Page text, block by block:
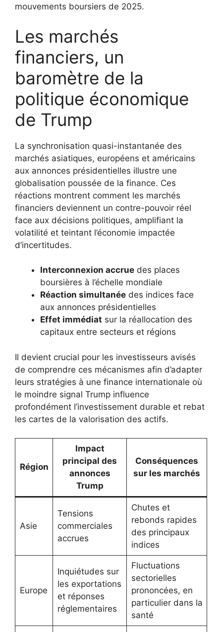
mouvements boursiers de 2025.
Les marchés
financiers, un
baromètre de la
politique économique
de Trump
La synchronisation quasi-instantanée des
marchés asiatiques, européens et américains
aux annonces présidentielles illustre une
globalisation poussée de la finance. Ces
réactions montrent comment les marchés
financiers deviennent un contre-pouvoir réel
face aux décisions politiques, amplifiant la
volatilité et teintant l’économie impactée
d’incertitudes.
Interconnexion accrue des places
boursières à l’échelle mondiale
Réaction simultanée des indices face
aux annonces présidentielles
Effet immédiat sur la réallocation des
capitaux entre secteurs et régions
Il devient crucial pour les investisseurs avisés
de comprendre ces mécanismes afin d’adapter
leurs stratégies à une finance internationale où
le moindre signal Trump influence
profondément l’investissement durable et rebat
les cartes de la valorisation des actifs.
Région
Impact
principal des
annonces
Trump
Conséquences
sur les marchés
Asie
Tensions
commerciales
accrues
Chutes et
rebonds rapides
des principaux
indices
Europe
Inquiétudes sur
les exportations
et réponses
réglementaires
Fluctuations
sectorielles
prononcées, en
particulier dans la
santé